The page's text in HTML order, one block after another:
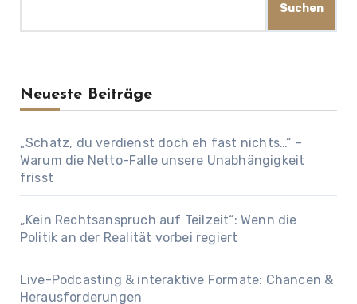
Suchen
Neueste Beiträge
„Schatz, du verdienst doch eh fast nichts…“ –
Warum die Netto-Falle unsere Unabhängigkeit
frisst
„Kein Rechtsanspruch auf Teilzeit“: Wenn die
Politik an der Realität vorbei regiert
Live-Podcasting & interaktive Formate: Chancen &
Herausforderungen